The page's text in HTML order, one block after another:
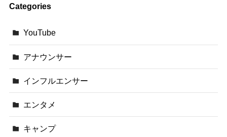
Categories
YouTube
アナウンサー
インフルエンサー
エンタメ
キャンプ